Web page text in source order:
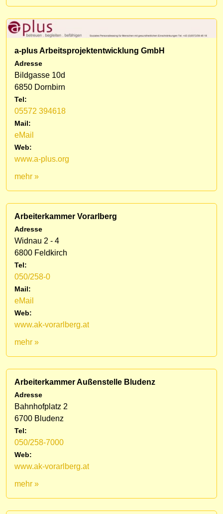
a-plus Arbeitsprojektentwicklung GmbH
Adresse
Bildgasse 10d
6850 Dornbirn
Tel:
05572 394618
Mail:
eMail
Web:
www.a-plus.org
mehr »
Arbeiterkammer Vorarlberg
Adresse
Widnau 2 - 4
6800 Feldkirch
Tel:
050/258-0
Mail:
eMail
Web:
www.ak-vorarlberg.at
mehr »
Arbeiterkammer Außenstelle Bludenz
Adresse
Bahnhofplatz 2
6700 Bludenz
Tel:
050/258-7000
Web:
www.ak-vorarlberg.at
mehr »